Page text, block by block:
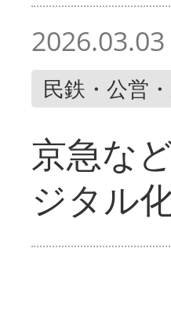
2026.03.03
民鉄・公営
京急な
ジタル